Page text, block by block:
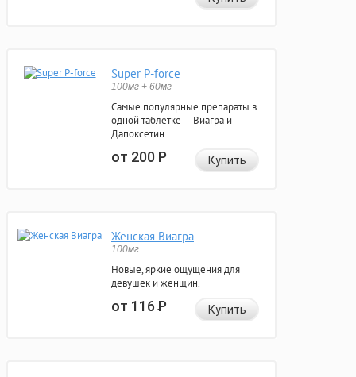
Super P-force
100мг + 60мг
Самые популярные препараты в
одной таблетке — Виагра и
Дапоксетин.
от 200Р Купить
Женская Виагра
100мг
Новые, яркие ощущения для
девушек и женщин.
от 116Р Купить